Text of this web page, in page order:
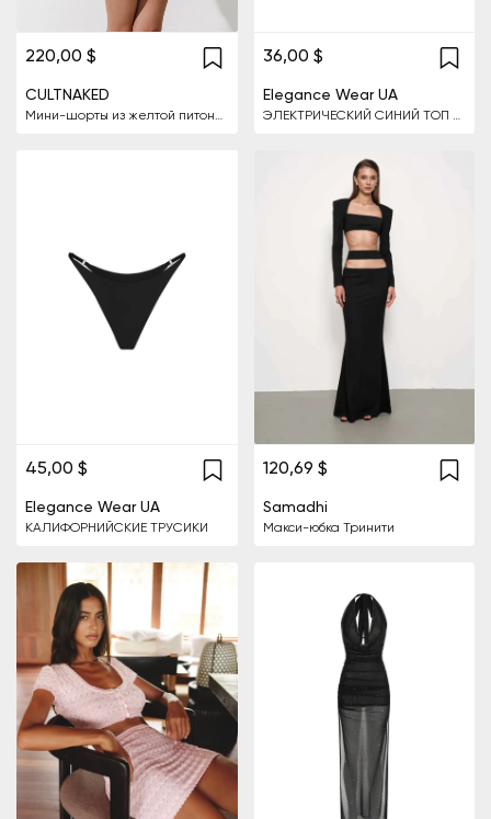
220,00 $
CULTNAKED
Мини-шорты из желтой питоновой кожи
36,00 $
Elegance Wear UA
ЭЛЕКТРИЧЕСКИЙ СИНИЙ ТОП МОНТАНА
45,00 $
Elegance Wear UA
КАЛИФОРНИЙСКИЕ ТРУСИКИ
120,69 $
Samadhi
Макси-юбка Тринити